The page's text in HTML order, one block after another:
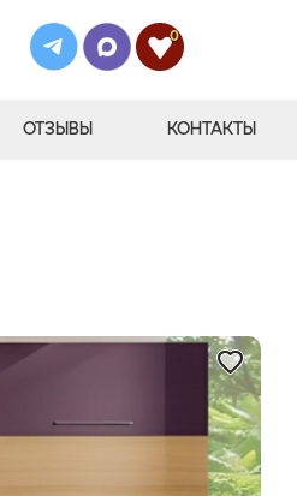
0
ОТЗЫВЫ КОНТАКТЫ